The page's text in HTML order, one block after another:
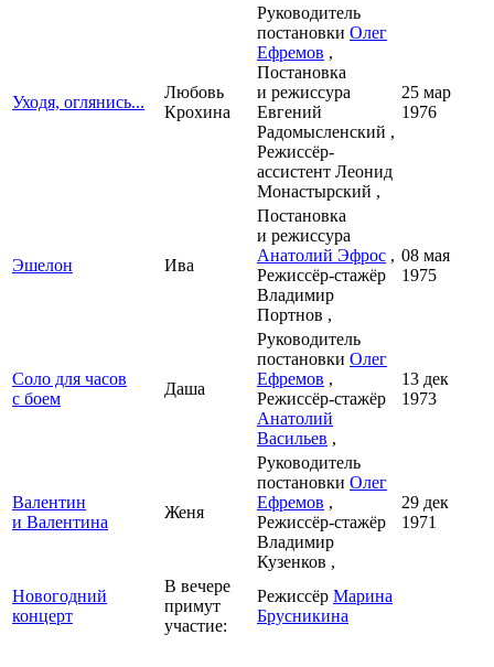
Уходя, оглянись...
Любовь
Крохина
Руководитель
постановки Олег
Ефремов ,
Постановка
и режиссура
Евгений
Радомысленский ,
Режиссёр-
ассистент Леонид
Монастырский ,
25 мар
1976
Эшелон Ива
Постановка
и режиссура
Анатолий Эфрос ,
Режиссёр-стажёр
Владимир
Портнов ,
08 мая
1975
Соло для часов
с боем
Даша
Руководитель
постановки Олег
Ефремов ,
Режиссёр-стажёр
Анатолий
Васильев ,
13 дек
1973
Валентин
и Валентина
Женя
Руководитель
постановки Олег
Ефремов ,
Режиссёр-стажёр
Владимир
Кузенков ,
29 дек
1971
Новогодний
концерт
В вечере
примут
участие:
Режиссёр Марина
Брусникина